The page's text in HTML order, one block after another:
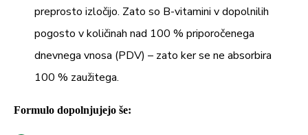
preprosto izločijo. Zato so B-vitamini v dopolnilih
pogosto v količinah nad 100 % priporočenega
dnevnega vnosa (PDV) – zato ker se ne absorbira
100 % zaužitega.
Formulo dopolnjujejo še: